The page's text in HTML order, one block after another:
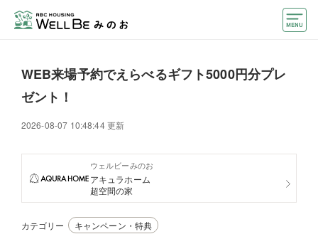
住宅会社・ハウスメーカー
アクセス
WEB来場予約でえらべるギフト5000円分プレ
ゼント！
2026-08-07 10:48:44 更新
ウェルビーみのお
アキュラホーム
超空間の家
カテゴリー キャンペーン・特典